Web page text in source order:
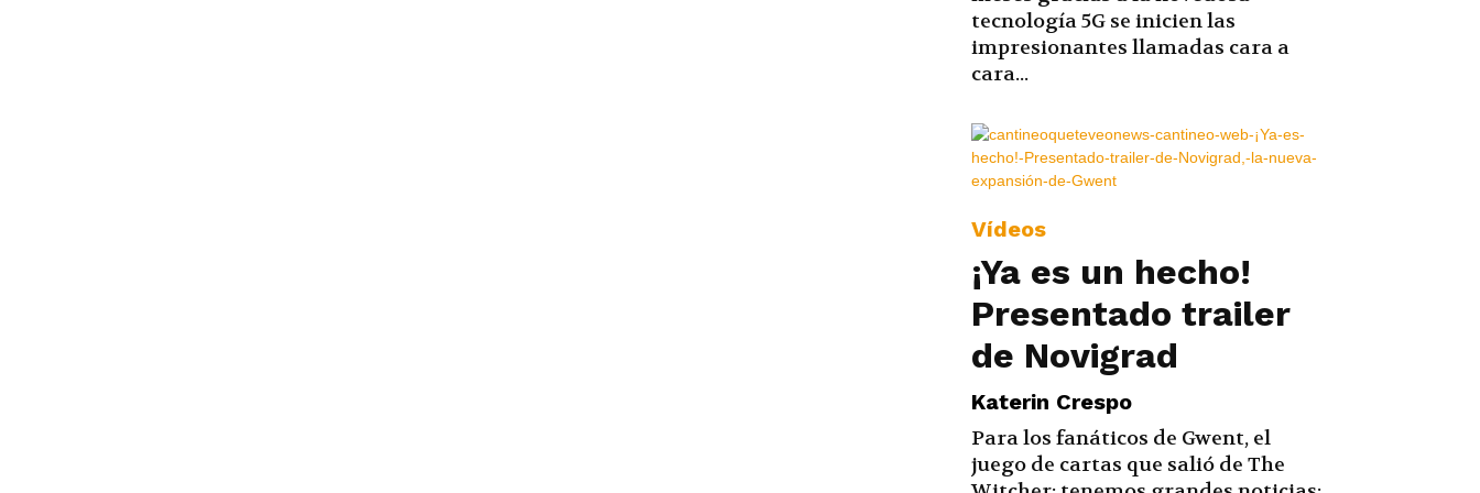
tecnología 5G se inicien las
impresionantes llamadas cara a
cara...
Vídeos
¡Ya es un hecho!
Presentado trailer
de Novigrad
Katerin Crespo
Para los fanáticos de Gwent, el
juego de cartas que salió de The